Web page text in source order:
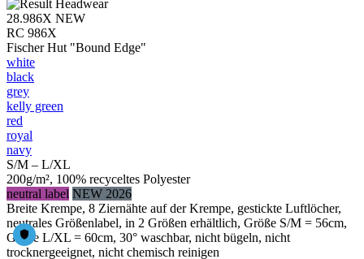
28.986X NEW
RC 986X
Fischer Hut "Bound Edge"
white
black
grey
kelly green
red
royal
navy
S/M – L/XL
200g/m², 100% recyceltes Polyester
neutral label NEW 2026
Breite Krempe, 8 Ziernähte auf der Krempe, gestickte Luftlöcher,
neutrales Größenlabel, in 2 Größen erhältlich, Größe S/M = 56cm,
Größe L/XL = 60cm, 30° waschbar, nicht bügeln, nicht
trocknergeeignet, nicht chemisch reinigen